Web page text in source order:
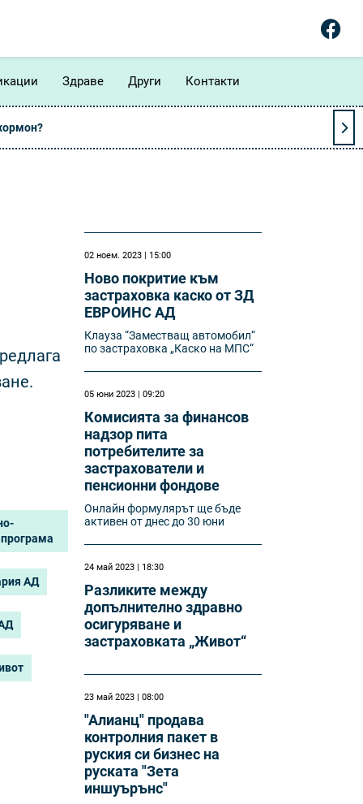
Здраве Други Контакти
АД
02 ноем. 2023 | 15:00
Ново покритие към
застраховка каско от ЗД
ЕВРОИНС АД
Клауза “Заместващ автомобил“
по застраховка „Каско на МПС“
05 юни 2023 | 09:20
Комисията за финансов
надзор пита
потребителите за
застрахователи и
пенсионни фондове
Онлайн формулярът ще бъде
активен от днес до 30 юни
24 май 2023 | 18:30
Разликите между
допълнително здравно
осигуряване и
застраховката „Живот“
23 май 2023 | 08:00
"Алианц" продава
контролния пакет в
руския си бизнес на
руската "Зета
иншуърънс"